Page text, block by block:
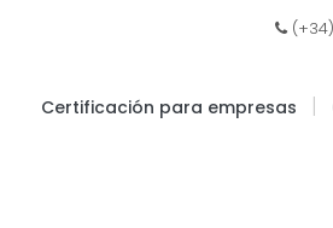
Certificación para empresas |